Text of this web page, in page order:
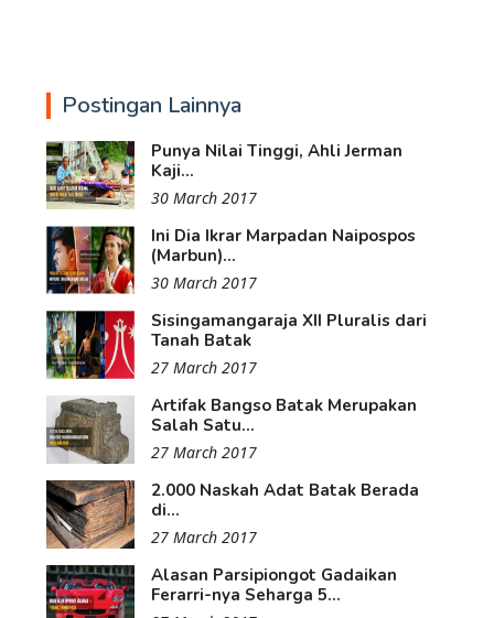
Postingan Lainnya
Punya Nilai Tinggi, Ahli Jerman
Kaji...
30 March 2017
Ini Dia Ikrar Marpadan Naipospos
(Marbun)...
30 March 2017
Sisingamangaraja XII Pluralis dari
Tanah Batak
27 March 2017
Artifak Bangso Batak Merupakan
Salah Satu...
27 March 2017
2.000 Naskah Adat Batak Berada
di...
27 March 2017
Alasan Parsipiongot Gadaikan
Ferarri-nya Seharga 5...